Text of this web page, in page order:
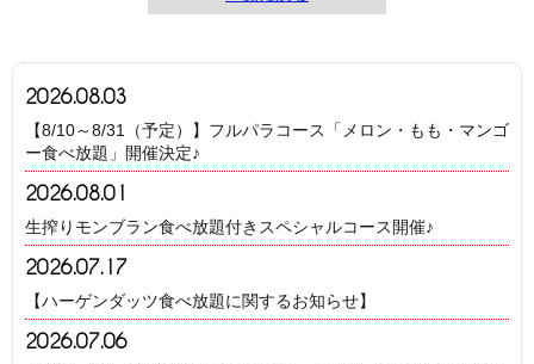
2026.08.03
【8/10～8/31（予定）】フルパラコース「メロン・もも・マンゴ
ー食べ放題」開催決定♪
2026.08.01
生搾りモンブラン食べ放題付きスペシャルコース開催♪
2026.07.17
【ハーゲンダッツ食べ放題に関するお知らせ】
2026.07.06